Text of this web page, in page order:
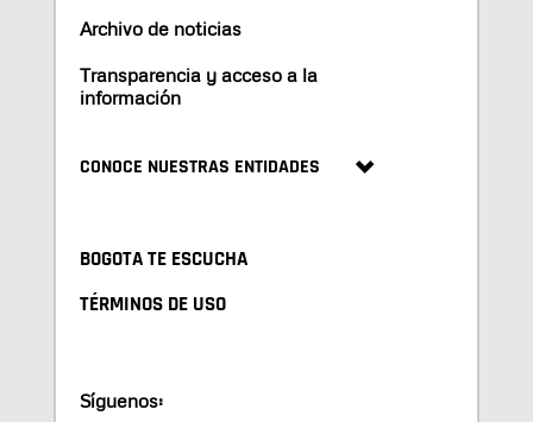
Archivo de noticias
Transparencia y acceso a la
información
CONOCE NUESTRAS ENTIDADES
BOGOTA TE ESCUCHA
TÉRMINOS DE USO
Síguenos: